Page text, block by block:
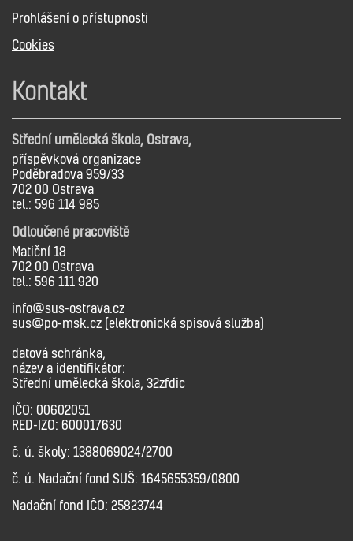
Prohlášení o přístupnosti
Cookies
Kontakt
Střední umělecká škola, Ostrava,
příspěvková organizace
Poděbradova 959/33
702 00 Ostrava
tel.: 596 114 985
Odloučené pracoviště
Matiční 18
702 00 Ostrava
tel.: 596 111 920
info@sus-ostrava.cz
sus@po-msk.cz (elektronická spisová služba)
datová schránka,
název a identifikátor:
Střední umělecká škola, 32zfdic
IČO: 00602051
RED-IZO: 600017630
č. ú. školy: 1388069024/2700
č. ú. Nadační fond SUŠ: 1645655359/0800
Nadační fond IČO: 25823744